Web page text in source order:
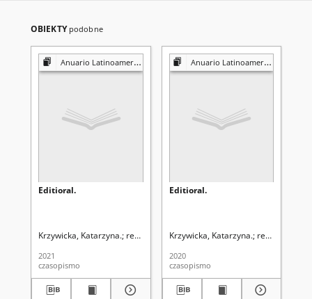
OBIEKTY podobne
Anuario Latinoamericano
Editioral.
Krzywicka, Katarzyna. redaktor naczelny Katarzyna Krzywicka
2021
czasopismo
Anuario Latinoamericano
Editioral.
Krzywicka, Katarzyna. redaktor
2020
czasopismo